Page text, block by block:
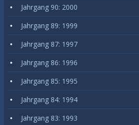
Jahrgang 90: 2000
Jahrgang 89: 1999
Jahrgang 87: 1997
Jahrgang 86: 1996
Jahrgang 85: 1995
Jahrgang 84: 1994
Jahrgang 83: 1993